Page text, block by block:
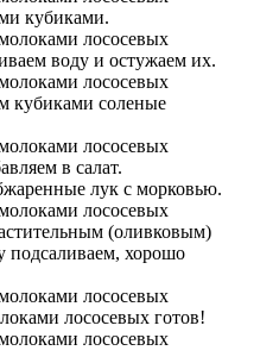
кубиками.
воду и остужаем их.
кубиками соленые
в салат.
лук с морковью.
(оливковым)
подсаливаем, хорошо
лососевых готов!